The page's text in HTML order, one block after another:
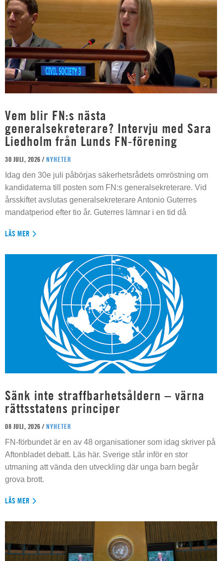
Vem blir FN:s nästa
generalsekreterare? Intervju med Sara
Liedholm från Lunds FN-förening
30 JULI, 2026 / NYHETER
Idag den 30e juli påbörjas säkerhetsrådets omröstning om
kandidaterna till posten som FN:s generalsekreterare. Vid
årsskiftet avslutas generalsekreterare Antonio Guterres
mandatperiod efter tio år. Guterres lämnar i en tid då
LÄS MER
Sänk inte straffbarhetsåldern – värna
rättsstatens principer
08 JULI, 2026 / NYHETER
FN-förbundet är en av 48 organisationer som idag skriver på
Aftonbladet debatt. Läs här. Sverige står inför en stor
utmaning att vända den utveckling där unga barn begår
grova brott.
LÄS MER